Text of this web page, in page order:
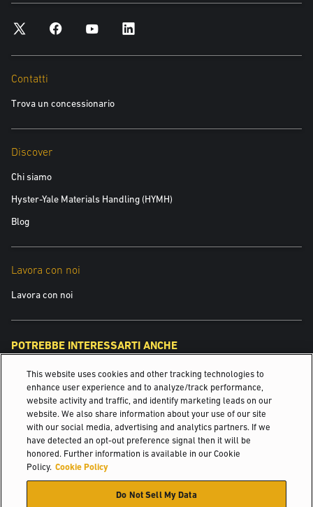
Contatti
Trova un concessionario
Discover
Chi siamo
Hyster-Yale Materials Handling (HYMH)
Blog
Lavora con noi
Lavora con noi
POTREBBE INTERESSARTI ANCHE
Ricambi per carrelli elevatori
Manutenzione delle tue macchine Yale®
Bevande
© 2026 Hyster-Yale Materials Handling, Inc., tutti i diritti riservati.
Politica sulla privacy Politica dell'uso conforme
This website uses cookies and other tracking technologies to
enhance user experience and to analyze/track performance,
website activity and traffic, and identify marketing leads on our
website. We also share information about your use of our site
with our social media, advertising and analytics partners. If we
have detected an opt-out preference signal then it will be
honored. Further information is available in our Cookie
Policy. Cookie Policy
Do Not Sell My Data